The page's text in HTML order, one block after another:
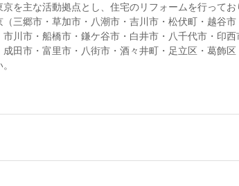
を主な活動拠点とし、住宅のリフォームを行ってお
三郷市・草加市・八潮市・吉川市・松伏町・越谷市
川市・船橋市・鎌ケ谷市・白井市・八千代市・印西
田市・富里市・八街市・酒々井町・足立区・葛飾区